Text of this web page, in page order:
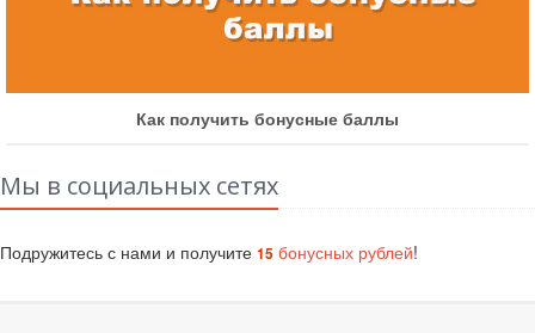
Как получить бонусные баллы
Мы в социальных сетях
Подружитесь с нами и получите 15 бонусных рублей!